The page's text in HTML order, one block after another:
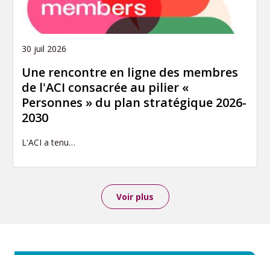
30 juil 2026
Une rencontre en ligne des membres
de l'ACI consacrée au pilier «
Personnes » du plan stratégique 2026-
2030
L'ACI a tenu…
Voir plus